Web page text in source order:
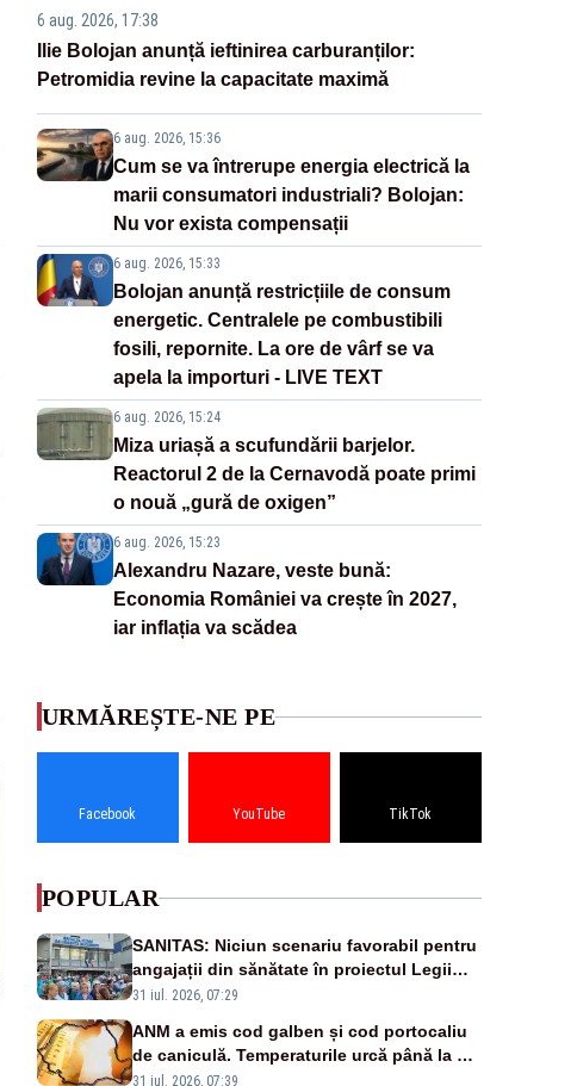
6 aug. 2026, 17:38
Ilie Bolojan anunță ieftinirea carburanților:
Petromidia revine la capacitate maximă
6 aug. 2026, 15:36
Cum se va întrerupe energia electrică la
marii consumatori industriali? Bolojan:
Nu vor exista compensații
6 aug. 2026, 15:33
Bolojan anunță restricțiile de consum
energetic. Centralele pe combustibili
fosili, repornite. La ore de vârf se va
apela la importuri - LIVE TEXT
6 aug. 2026, 15:24
Miza uriașă a scufundării barjelor.
Reactorul 2 de la Cernavodă poate primi
o nouă „gură de oxigen”
6 aug. 2026, 15:23
Alexandru Nazare, veste bună:
Economia României va crește în 2027,
iar inflația va scădea
URMĂREȘTE-NE PE
Facebook YouTube TikTok
POPULAR
SANITAS: Niciun scenariu favorabil pentru
angajații din sănătate în proiectul Legii
salarizării
31 iul. 2026, 07:29
ANM a emis cod galben și cod portocaliu
de caniculă. Temperaturile urcă până la 38
de grade, iar nopțile devin tropicale
31 iul. 2026, 07:39